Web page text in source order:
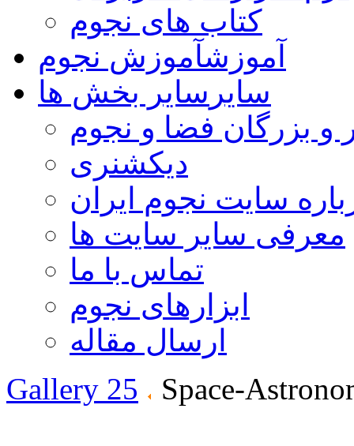
کتاب های نجوم
آموزشآموزش نجوم
سایر سایر بخش ها
و بزرگان فضا و نجوم
دیکشنری
سایت نجوم ایران
معرفی سایر سایت ها
تماس با ما
ابزارهای نجوم
ارسال مقاله
Gallery 25
Space-